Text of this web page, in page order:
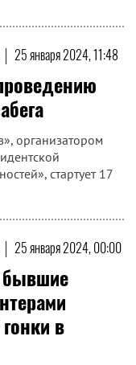
| 25 января 2024, 11:48
организатором
стартует 17
| 25 января 2024, 00:00
в